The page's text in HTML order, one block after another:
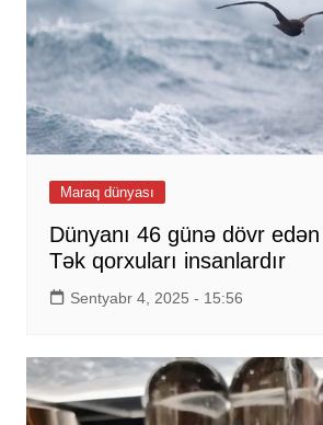
Maraq dünyası
Dünyanı 46 günə dövr
Tək qorxuları insanlardır
Sentyabr 4, 2025 - 15:56